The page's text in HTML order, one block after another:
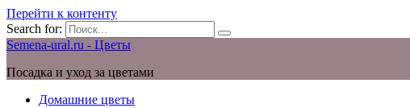
Перейти к контенту
Search for:
Semena-ural.ru - Цветы
Посадка и уход за цветами
Домашние цветы